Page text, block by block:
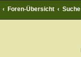
Foren-Übersicht Suche